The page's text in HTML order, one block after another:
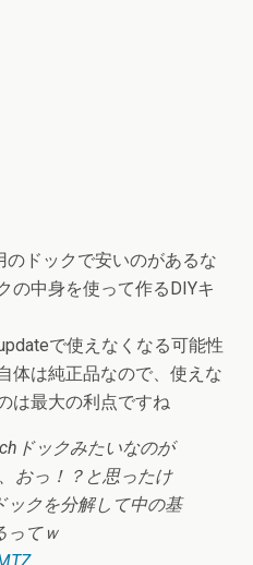
のドックで安いのがあるな
の中身を使って作るDIYキ
で使えなくなる可能性
体は純正品なので、使えな
は最大の利点ですね
ドックみたいなのが
おっ！？と思ったけ
ックを分解して中の基
ってｗ